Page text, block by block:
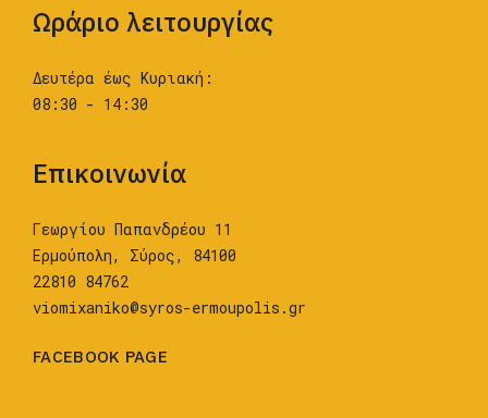
Ωράριο λειτουργίας
Δευτέρα έως Κυριακή:
08:30 - 14:30
Επικοινωνία
Γεωργίου Παπανδρέου 11
Ερμούπολη, Σύρος, 84100
22810 84762
viomixaniko@syros-ermoupolis.gr
FACEBOOK PAGE